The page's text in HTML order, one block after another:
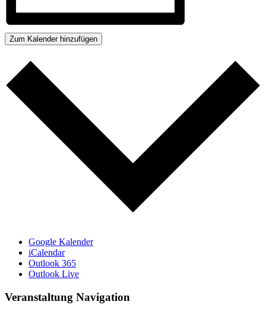
Zum Kalender hinzufügen
Google Kalender
iCalendar
Outlook 365
Outlook Live
Veranstaltung Navigation